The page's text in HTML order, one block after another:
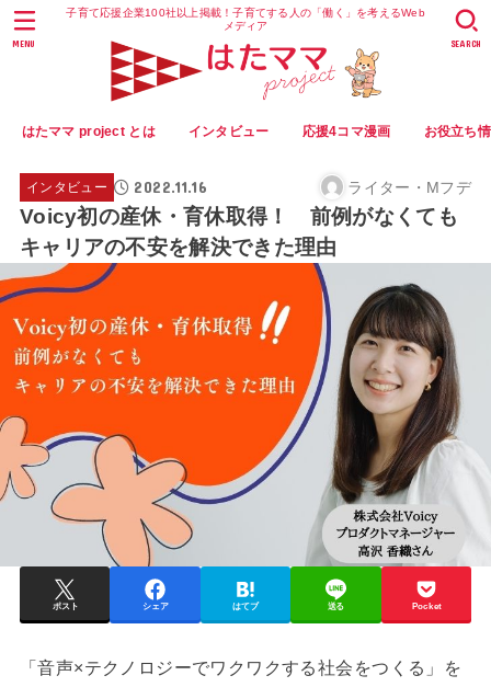
子育て応援企業100社以上掲載！子育てする人の「働く」を考えるWeb
メディア
はたママ project とは インタビュー 応援4コマ漫画 お役立ち
SEARCH
MENU
インタビュー 2022.11.16 ライター・Mフデ
Voicy初の産休・育休取得！ 前例がなくても
キャリアの不安を解決できた理由
ポスト シェア はてブ 送る Pocket
「音声×テクノロジーでワクワクする社会をつくる」を